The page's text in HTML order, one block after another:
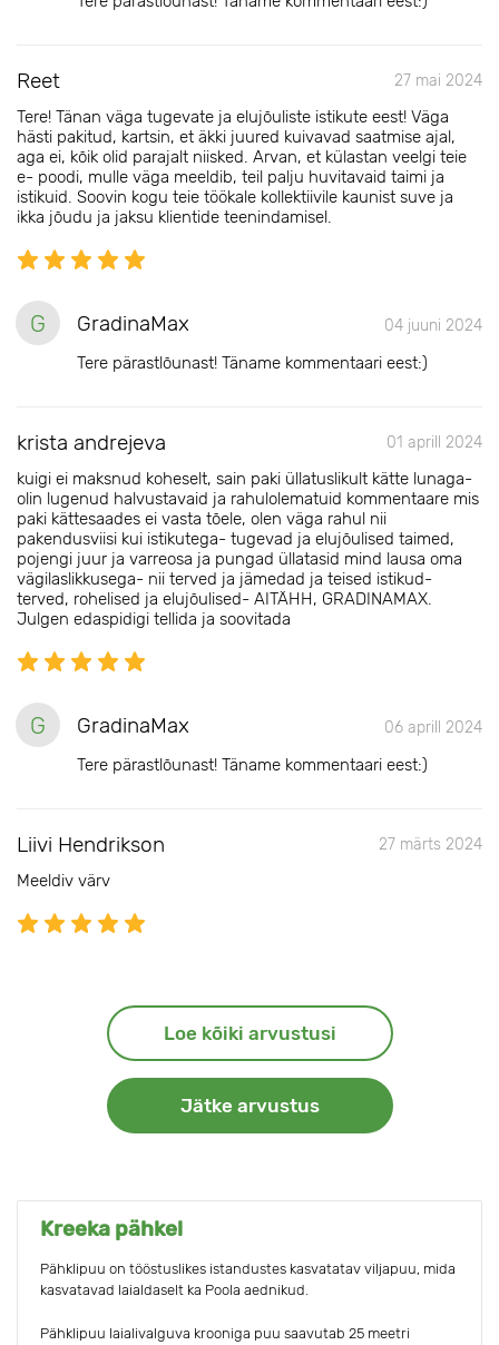
Reet 27 mai 2024
Tere! Tänan väga tugevate ja elujõuliste istikute eest! Väga
hästi pakitud, kartsin, et äkki juured kuivavad saatmise ajal,
aga ei, kõik olid parajalt niisked. Arvan, et külastan veelgi teie
e- poodi, mulle väga meeldib, teil palju huvitavaid taimi ja
istikuid. Soovin kogu teie töökale kollektiivile kaunist suve ja
ikka jõudu ja jaksu klientide teenindamisel.
G GradinaMax 04 juuni 2024
Tere pärastlõunast! Täname kommentaari eest:)
krista andrejeva 01 aprill 2024
kuigi ei maksnud koheselt, sain paki üllatuslikult kätte lunaga-
olin lugenud halvustavaid ja rahulolematuid kommentaare mis
paki kättesaades ei vasta tõele, olen väga rahul nii
pakendusviisi kui istikutega- tugevad ja elujõulised taimed,
pojengi juur ja varreosa ja pungad üllatasid mind lausa oma
vägilaslikkusega- nii terved ja jämedad ja teised istikud-
terved, rohelised ja elujõulised- AITÄHH, GRADINAMAX.
Julgen edaspidigi tellida ja soovitada
G GradinaMax 06 aprill 2024
Tere pärastlõunast! Täname kommentaari eest:)
Liivi Hendrikson 27 märts 2024
Meeldiv värv
Loe kõiki arvustusi
Jätke arvustus
Kreeka pähkel
Pähklipuu on tööstuslikes istandustes kasvatatav viljapuu, mida
kasvatavad laialdaselt ka Poola aednikud.
Pähklipuu laialivalguva krooniga puu saavutab 25 meetri